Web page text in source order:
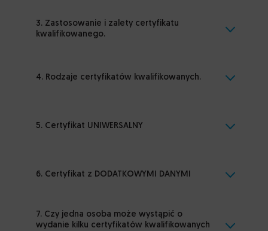
3. Zastosowanie i zalety certyfikatu
kwalifikowanego.
4. Rodzaje certyfikatów kwalifikowanych.
5. Certyfikat UNIWERSALNY
6. Certyfikat z DODATKOWYMI DANYMI
7. Czy jedna osoba może wystąpić o
wydanie kilku certyfikatów kwalifikowanych